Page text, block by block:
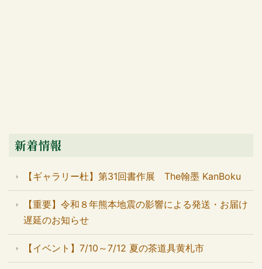
新着情報
【ギャラリー杜】第31回書作展 The翰墨 KanBoku
【重要】令和８年熊本地震の影響による発送・お届け
遅延のお知らせ
【イベント】7/10～7/12 夏の茶道具黄札市